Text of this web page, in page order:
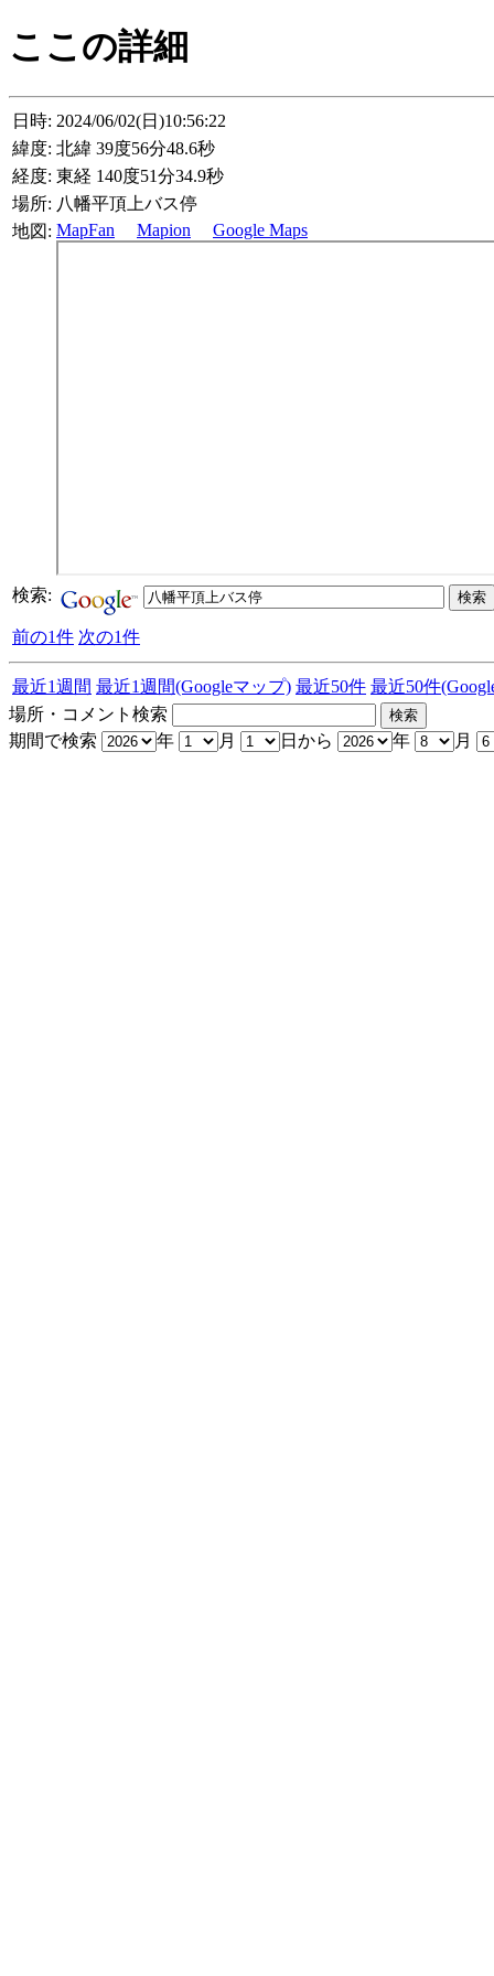
ここの詳細
日時: 2024/06/02(日)10:56:22
緯度: 北緯 39度56分48.6秒
経度: 東経 140度51分34.9秒
場所: 八幡平頂上バス停
地図: MapFan Mapion Google Maps
検索:
前の1件 次の1件
最近1週間 最近1週間(Googleマップ) 最近50件 最近50件
場所・コメント検索
期間で検索
年 月 日から 年 月